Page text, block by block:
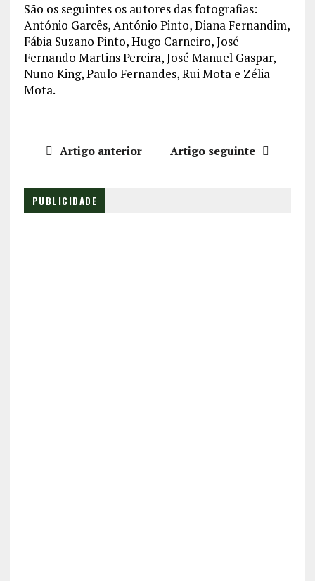
São os seguintes os autores das fotografias:
António Garcês, António Pinto, Diana Fernandim,
Fábia Suzano Pinto, Hugo Carneiro, José
Fernando Martins Pereira, José Manuel Gaspar,
Nuno King, Paulo Fernandes, Rui Mota e Zélia
Mota.
Artigo anterior Artigo seguinte
PUBLICIDADE